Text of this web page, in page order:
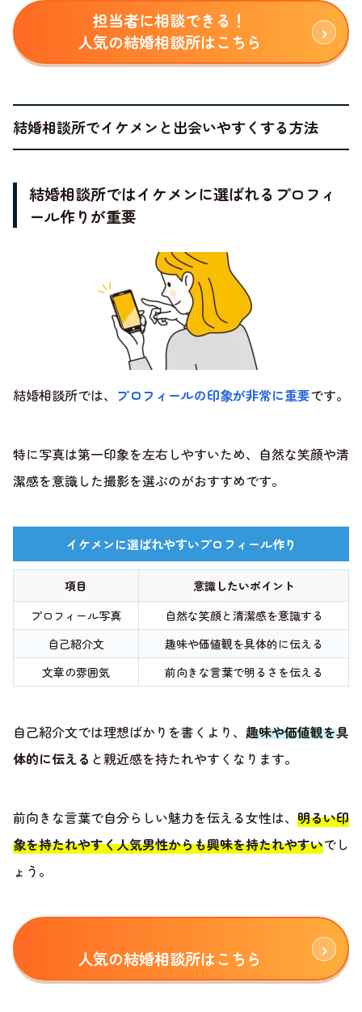
担当者に相談できる！
人気の結婚相談所はこちら
結婚相談所でイケメンと出会いやすくする方法
結婚相談所ではイケメンに選ばれるプロフィ
ール作りが重要
結婚相談所では、 プロフィールの印象が非常に重要です。
特に写真は第一印象を左右しやすいため、自然な笑顔や清
潔感を意識した撮影を選ぶのがおすすめです。
イケメンに選ばれやすいプロフィール作り
項目
意識したいポイント
プロフィール写真
自然な笑顔と清潔感を意識する
自己紹介文
趣味や価値観を具体的に伝える
文章の雰囲気
前向きな言葉で明るさを伝える
自己紹介文では理想ばかりを書くより、 趣味や価値観を具
体的に伝える と親近感を持たれやすくなります。
前向きな言葉で自分らしい魅力を伝える女性は、 明るい印
象を持たれやすく人気男性からも興味を持たれやすいでし
ょう。
人気の結婚相談所はこちら